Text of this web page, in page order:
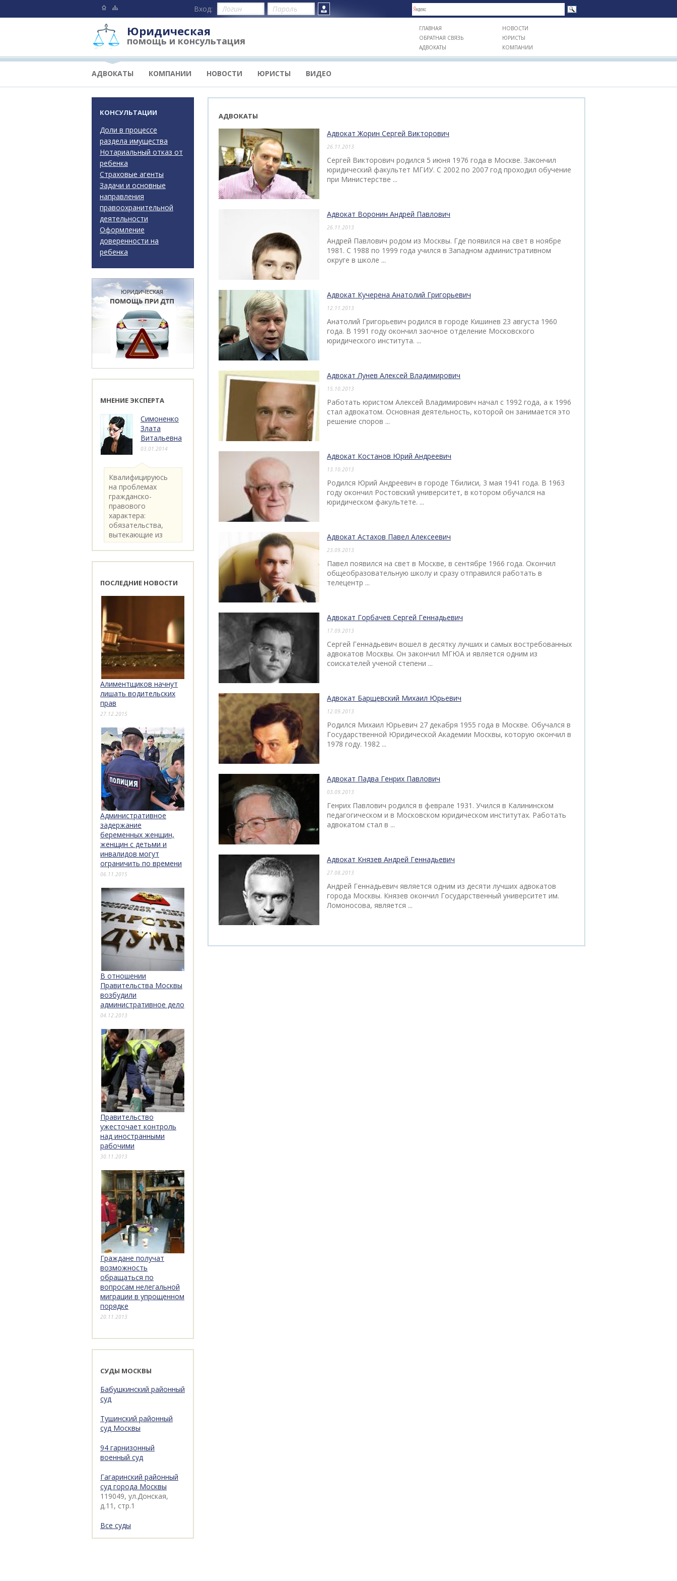
Вход:
Юридическая
помощь и консультация
ГЛАВНАЯ
НОВОСТИ
ОБРАТНАЯ СВЯЗЬ
ЮРИСТЫ
АДВОКАТЫ
КОМПАНИИ
АДВОКАТЫ КОМПАНИИ НОВОСТИ ЮРИСТЫ ВИДЕО
АДВОКАТЫ
Адвокат Жорин Сергей Викторович
26.11.2013
Сергей Викторович родился 5 июня 1976 года в Москве. Закончил
юридический факультет МГИУ. С 2002 по 2007 год проходил обучение
при Министерстве ...
Адвокат Воронин Андрей Павлович
26.11.2013
Андрей Павлович родом из Москвы. Где появился на свет в ноябре
1981. С 1988 по 1999 года учился в Западном административном
округе в школе ...
Адвокат Кучерена Анатолий Григорьевич
12.11.2013
Анатолий Григорьевич родился в городе Кишинев 23 августа 1960
года. В 1991 году окончил заочное отделение Московского
юридического института. ...
Адвокат Лунев Алексей Владимирович
15.10.2013
Работать юристом Алексей Владимирович начал с 1992 года, а к 1996
стал адвокатом. Основная деятельность, которой он занимается это
решение споров ...
Адвокат Костанов Юрий Андреевич
13.10.2013
Родился Юрий Андреевич в городе Тбилиси, 3 мая 1941 года. В 1963
году окончил Ростовский университет, в котором обучался на
юридическом факультете. ...
Адвокат Астахов Павел Алексеевич
23.09.2013
Павел появился на свет в Москве, в сентябре 1966 года. Окончил
общеобразовательную школу и сразу отправился работать в
телецентр ...
Адвокат Горбачев Сергей Геннадьевич
17.09.2013
Сергей Геннадьевич вошел в десятку лучших и самых востребованных
адвокатов Москвы. Он закончил МГЮА и является одним из
соискателей ученой степени ...
Адвокат Барщевский Михаил Юрьевич
12.09.2013
Родился Михаил Юрьевич 27 декабря 1955 года в Москве. Обучался в
Государственной Юридической Академии Москвы, которую окончил в
1978 году. 1982 ...
Адвокат Падва Генрих Павлович
03.09.2013
Генрих Павлович родился в феврале 1931. Учился в Калининском
педагогическом и в Московском юридическом институтах. Работать
адвокатом стал в ...
Адвокат Князев Андрей Геннадьевич
27.08.2013
Андрей Геннадьевич является одним из десяти лучших адвокатов
города Москвы. Князев окончил Государственный университет им.
Ломоносова, является ...
КОНСУЛЬТАЦИИ
Доли в процессе
раздела имущества
Нотариальный отказ от
ребенка
Страховые агенты
Задачи и основные
направления
правоохранительной
деятельности
Оформление
доверенности на
ребенка
МНЕНИЕ ЭКСПЕРТА
Симоненко
Злата
Витальевна
03.01.2014
Квалифицируюсь
на проблемах
гражданско-
правового
характера:
обязательства,
вытекающие из
категории..
ПОСЛЕДНИЕ НОВОСТИ
Алиментщиков начнут
лишать водительских
прав
27.12.2015
Административное
задержание
беременных женщин,
женщин с детьми и
инвалидов могут
ограничить по времени
06.11.2015
В отношении
Правительства Москвы
возбудили
административное дело
04.12.2013
Правительство
ужесточает контроль
над иностранными
рабочими
30.11.2013
Граждане получат
возможность
обращаться по
вопросам нелегальной
миграции в упрощенном
порядке
20.11.2013
СУДЫ МОСКВЫ
Бабушкинский районный
суд
Тушинский районный
суд Москвы
94 гарнизонный
военный суд
Гагаринский районный
суд города Москвы
119049, ул.Донская,
д.11, стр.1
Все суды